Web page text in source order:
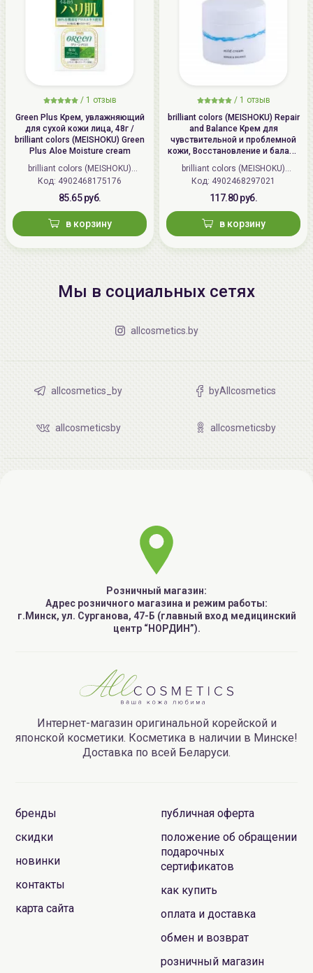
/ 1 отзыв
Green Plus Крем, увлажняющий
для сухой кожи лица, 48г /
brilliant colors (MEISHOKU) Green
Plus Aloe Moisture cream
brilliant colors (MEISHOKU)
(Япония)
Код: 4902468175176
85.65 руб.
в корзину
/ 1 отзыв
brilliant colors (MEISHOKU) Repair
and Balance Крем для
чувствительной и проблемной
кожи, Восстановление и баланс
| 45г | Repair and Balance Mild
Cream
brilliant colors (MEISHOKU)
(Япония)
Код: 4902468297021
117.80 руб.
в корзину
Мы в социальных сетях
allcosmetics.by
allcosmetics_by byAllcosmetics
allcosmeticsby allcosmeticsby
Розничный магазин:
Адрес розничного магазина и режим работы:
г.Минск, ул. Сурганова, 47-Б (главный вход медицинский
центр “НОРДИН”).
Интернет-магазин оригинальной корейской и
японской косметики. Косметика в наличии в Минске!
Доставка по всей Беларуси.
бренды
скидки
новинки
контакты
карта сайта
публичная оферта
положение об обращении
подарочных
сертификатов
как купить
оплата и доставка
обмен и возврат
розничный магазин